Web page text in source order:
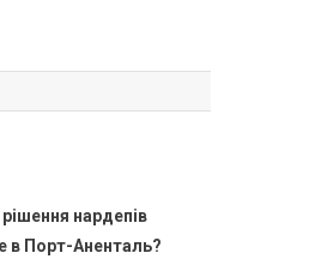
нардепів
в Порт-Аненталь?